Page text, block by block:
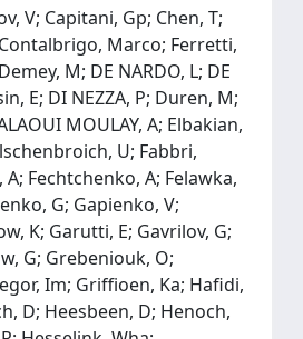
V; Capitani, Gp; Chen, T;
Marco; Ferretti,
M; DE NARDO, L; DE
E; DI NEZZA, P; Duren, M;
MOULAY, A; Elbakian,
U; Fabbri,
Fechtchenko, A; Felawka,
G; Gapienko, V;
K; Garutti, E; Gavrilov, G;
G; Grebeniouk, O;
Im; Griffioen, Ka; Hafidi,
D; Heesbeen, D; Henoch,